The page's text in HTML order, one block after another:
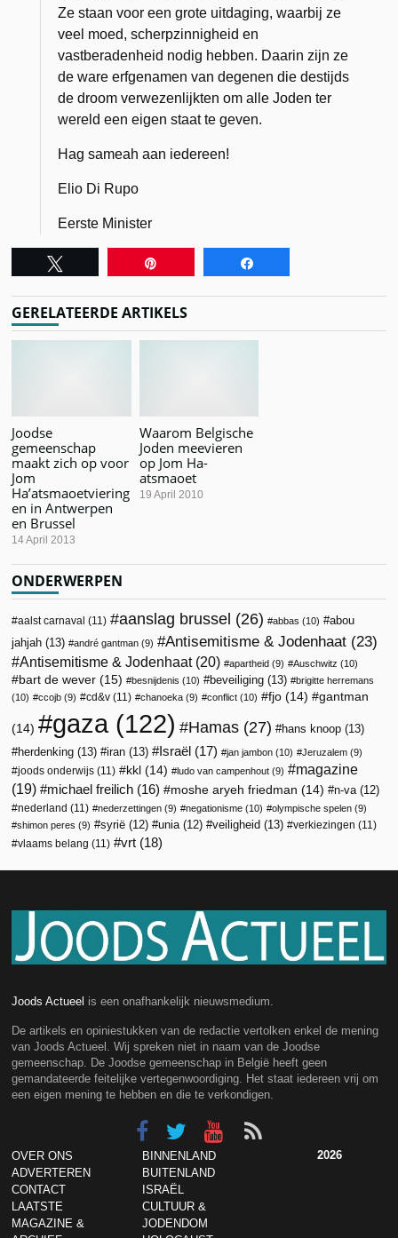
Ze staan voor een grote uitdaging, waarbij ze
veel moed, scherpzinnigheid en
vastberadenheid nodig hebben. Daarin zijn ze
de ware erfgenamen van degenen die destijds
de droom verwezenlijkten om alle Joden ter
wereld een eigen staat te geven.
Hag sameah aan iedereen!
Elio Di Rupo
Eerste Minister
GERELATEERDE ARTIKELS
Joodse
gemeenschap
maakt zich op voor
Jom
Ha’atsmaoetviering
en in Antwerpen
en Brussel
14 April 2013
Waarom Belgische
Joden meevieren
op Jom Ha-
atsmaoet
19 April 2010
ONDERWERPEN
aalst carnaval (11) aanslag brussel (26) abbas (10)
abou
jahjah (13) andré gantman (9) Antisemitisme & Jodenhaat (23)
Antisemitisme & Jodenhaat(20) apartheid (9) Auschwitz (10)
bart de wever (15) besnijdenis (10) beveiliging (13)
brigitte herremans
(10)
ccojb (9) cd&v (11) chanoeka (9) conflict (10) fjo (14) gantman
(14) gaza(122) Hamas (27) hans knoop (13)
herdenking (13) iran (13) Israël (17) jan jambon (10) Jeruzalem (9)
joods onderwijs (11) kkl (14) ludo van campenhout (9)
magazine
(19)
michael freilich (16) moshe aryeh friedman (14) n-va (12)
nederland (11) nederzettingen (9) negationisme (10) olympische spelen (9)
shimon peres (9) syrië (12) unia (12) veiligheid (13) verkiezingen (11)
vlaams belang (11) vrt (18)
Joods Actueel is een onafhankelijk nieuwsmedium.
De artikels en opiniestukken van de redactie vertolken enkel de mening
van Joods Actueel. Wij spreken niet in naam van de Joodse
gemeenschap. De Joodse gemeenschap in België heeft geen
gemandateerde feitelijke vertegenwoordiging. Het staat iedereen vrij om
een eigen mening te hebben en die te verkondigen.
OVER ONS
ADVERTEREN
CONTACT
LAATSTE
MAGAZINE &
BINNENLAND
BUITENLAND
ISRAËL
CULTUUR &
JODENDOM
2026